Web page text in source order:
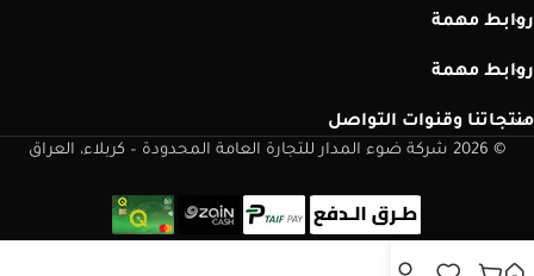
روابط مهمة
روابط مهمة
منتجاتنا وقنوات التواصل
© 2026 شركة ضوء المدار للتجارة العامة المحدودة – كربلاء، العراق